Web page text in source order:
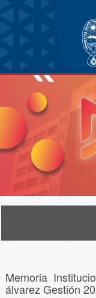
Memoria
álvarez Gestión